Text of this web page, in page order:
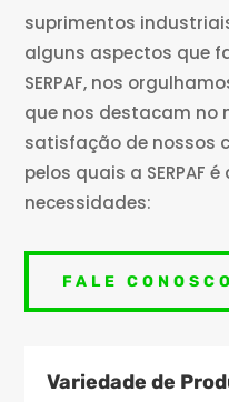
suprimentos
alguns aspectos que
SERPAF, nos
que nos destacam no
satisfação de nossos
pelos quais a SERPAF
necessidades:
FALE CONOSCO
Variedade de